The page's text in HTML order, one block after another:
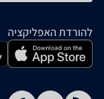
להורדת האפליקציה